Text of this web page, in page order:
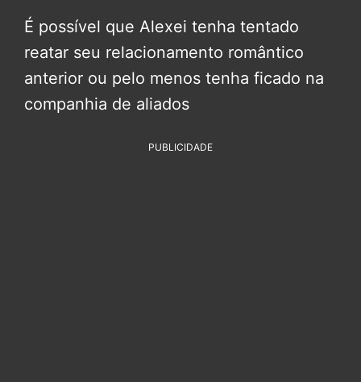
É possível que Alexei tenha tentado
reatar seu relacionamento romântico
anterior ou pelo menos tenha ficado na
companhia de aliados
PUBLICIDADE